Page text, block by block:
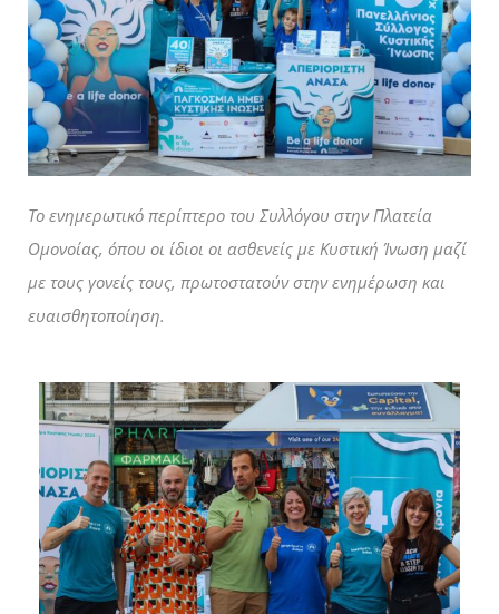
To ενημερωτικό περίπτερο του Συλλόγου στην Πλατεία
Ομονοίας, όπου οι ίδιοι οι ασθενείς με Κυστική Ίνωση μαζί
με τους γονείς τους, πρωτοστατούν στην ενημέρωση και
ευαισθητοποίηση.